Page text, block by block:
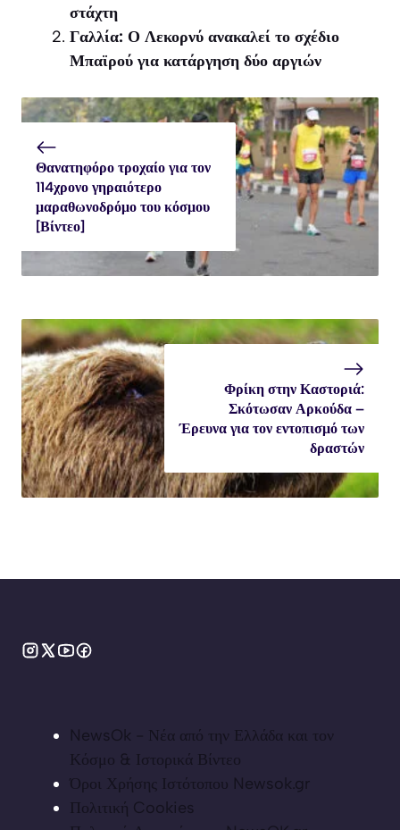
στάχτη
Γαλλία: Ο Λεκορνύ ανακαλεί το σχέδιο
Μπαϊρού για κατάργηση δύο αργιών
Θανατηφόρο τροχαίο για τον
114χρονο γηραιότερο
μαραθωνοδρόμο του κόσμου
[Βίντεο]
Φρίκη στην Καστοριά:
Σκότωσαν Αρκούδα –
Έρευνα για τον εντοπισμό των
δραστών
NewsOk - Νέα από την Ελλάδα και τον
Κόσμο & Ιστορικά Βίντεο
Όροι Χρήσης Ιστότοπου Newsok.gr
Πολιτική Cookies